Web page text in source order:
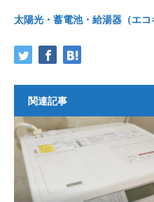
太陽光・蓄電池・給湯器（エ
関連記事